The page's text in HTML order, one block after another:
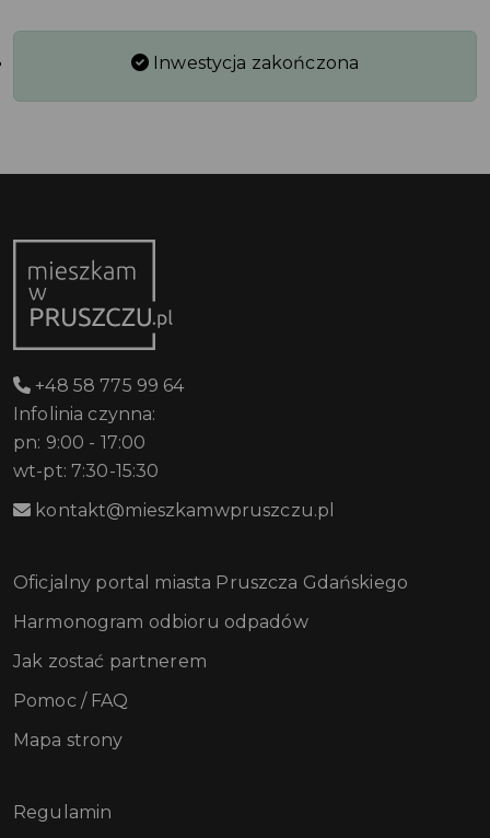
Inwestycja zakończona
+48 58 775 99 64
Infolinia czynna:
pn: 9:00 - 17:00
wt-pt: 7:30-15:30
kontakt@mieszkamwpruszczu.pl
Oficjalny portal miasta Pruszcza Gdańskiego
Harmonogram odbioru odpadów
Jak zostać partnerem
Pomoc / FAQ
Mapa strony
Regulamin